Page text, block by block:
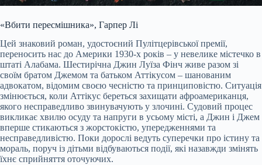
«Вбити пересмішника», Гарпер Лі
Цей знаковий роман, удостоєний Пулітцерівської премії,
переносить нас до Америки 1930-х років – у невелике містечко в
штаті Алабама. Шестирічна Джин Луїза Фінч живе разом зі
своїм братом Джемом та батьком Аттікусом – шанованим
адвокатом, відомим своєю чесністю та принциповістю. Ситуація
змінюється, коли Аттікус береться захищати афроамериканця,
якого несправедливо звинувачують у злочині. Судовий процес
викликає хвилю осуду та напруги в усьому місті, а Джин і Джем
вперше стикаються з жорстокістю, упередженнями та
несправедливістю. Поки дорослі ведуть суперечки про істину та
мораль, поруч із дітьми відбуваються події, які назавжди змінять
їхнє сприйняття оточуючих.